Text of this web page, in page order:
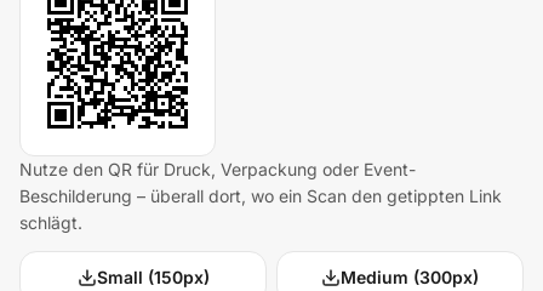
Nutze den QR für Druck, Verpackung oder Event-
Beschilderung – überall dort, wo ein Scan den getippten Link
schlägt.
Small (150px) Medium (300px)